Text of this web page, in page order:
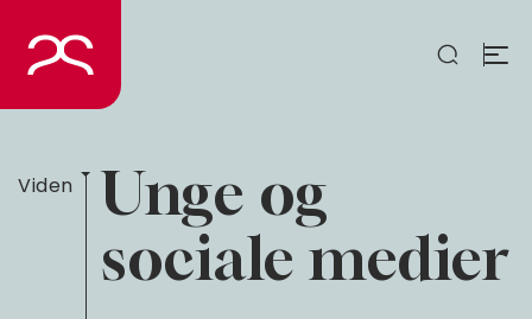
indhold
Unge og
sociale medier
Viden